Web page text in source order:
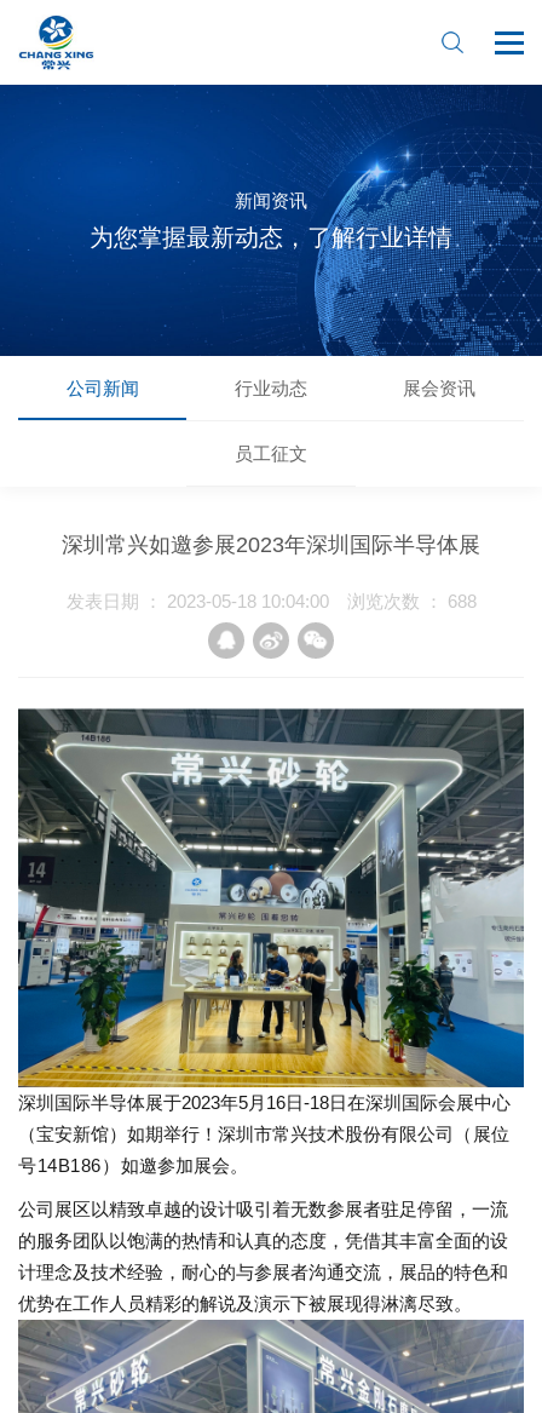
产品中心
中文
新闻资讯
为您掌握最新动态，了解行业详情
公司新闻 行业动态 展会资讯
员工征文
深圳常兴如邀参展2023年深圳国际半导体展
发表日期 ： 2023-05-18 10:04:00 浏览次数 ： 688
深圳国际半导体展于2023年5月16日-18日在深圳国际会展中心
（宝安新馆）如期举行！深圳市常兴技术股份有限公司
（展位
号14B186） 如邀参加展会。
公司展区以精致卓越的设计吸引着无数参展者驻足停留，一流
的服务团队以饱满的热情和认真的态度，凭借其丰富全面的设
计理念及技术经验，耐心的与参展者沟通交流，展品的特色和
优势在工作人员精彩的解说及演示下被展现得淋漓尽致。